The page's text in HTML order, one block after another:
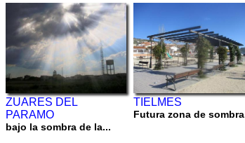
ZUARES DEL
PARAMO
bajo la sombra de la...
TIELMES
Futura zona de